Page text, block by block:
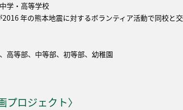
学・高等学校
年の熊本地震に対するボランティア活動で同校と
等部、中等部、初等部、幼稚園
プロジェクト〉